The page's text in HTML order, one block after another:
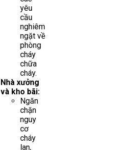
yêu
cầu
nghiêm
ngặt về
phòng
cháy
chữa
cháy.
Nhà xưởng
và kho bãi:
Ngăn
chặn
nguy
cơ
cháy
lan,